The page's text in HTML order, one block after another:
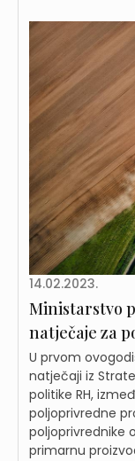
14.02.2023.
Ministarstvo
natječaje za
U prvom
natječaji iz
politike RH,
poljoprivredne
poljoprivrednike
primarnu